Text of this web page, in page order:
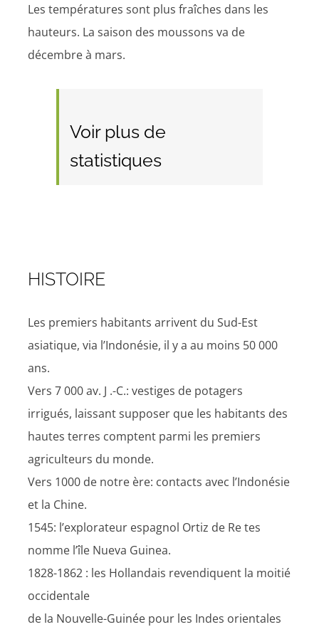
Les températures sont plus fraîches dans les
hauteurs. La saison des moussons va de
décembre à mars.
Voir plus de
statistiques
HISTOIRE
Les premiers habitants arrivent du Sud-Est
asiatique, via l’Indonésie, il y a au moins 50 000
ans.
Vers 7 000 av. J .-C.: vestiges de potagers
irrigués, laissant supposer que les habitants des
hautes terres comptent parmi les premiers
agriculteurs du monde.
Vers 1000 de notre ère: contacts avec l’Indonésie
et la Chine.
1545: l’explorateur espagnol Ortiz de Re tes
nomme l’île Nueva Guinea.
1828-1862 : les Hollandais revendiquent la moitié
occidentale
de la Nouvelle-Guinée pour les Indes orientales